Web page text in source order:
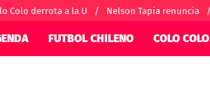
Colo derrota a la U Nelson Tapia renuncia
FUTBOL CHILENO COLO COLO